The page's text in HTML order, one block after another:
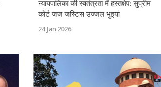
न्यायपालिका की स्वतंत्रता में हस्तक्षेप: सुप्रीम
कोर्ट जज जस्टिस उज्जल भुइयां
24 Jan 2026